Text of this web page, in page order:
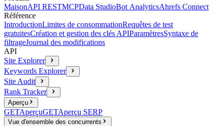
MaisonAPI RESTMCPData StudioBot AnalyticsAhrefs Connect
Référence
IntroductionLimites de consommationRequêtes de test
gratuitesCréation et gestion des clés APIParamètresSyntaxe de
filtrageJournal des modifications
API
Site Explorer
Keywords Explorer
Site Audit
Rank Tracker
Aperçu
GETAperçuGETAperçu SERP
Vue d'ensemble des concurrents